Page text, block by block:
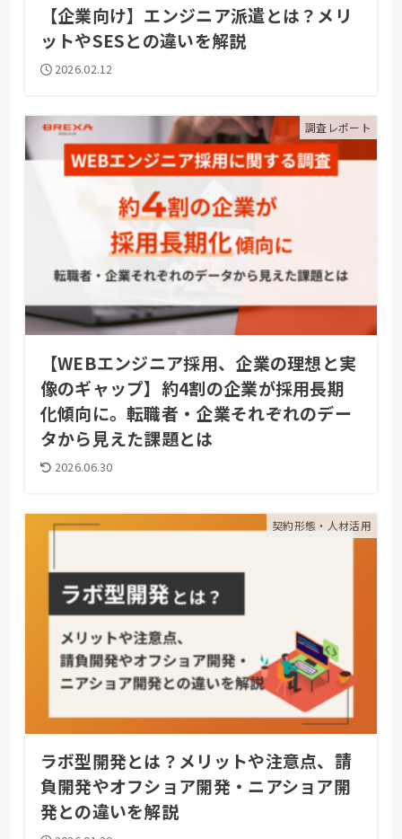
【企業向け】エンジニア派遣とは？メリ
ットやSESとの違いを解説
2026.02.12
調査レポート
【WEBエンジニア採用、企業の理想と実
像のギャップ】約4割の企業が採用長期
化傾向に。転職者・企業それぞれのデー
タから見えた課題とは
2026.06.30
契約形態・人材活用
ラボ型開発とは？メリットや注意点、請
負開発やオフショア開発・ニアショア開
発との違いを解説